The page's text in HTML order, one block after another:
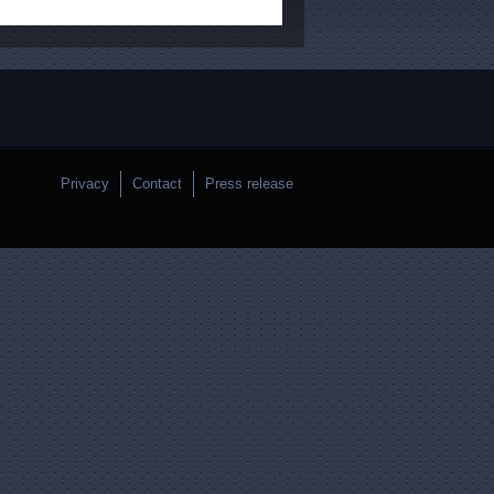
Privacy Contact Press release